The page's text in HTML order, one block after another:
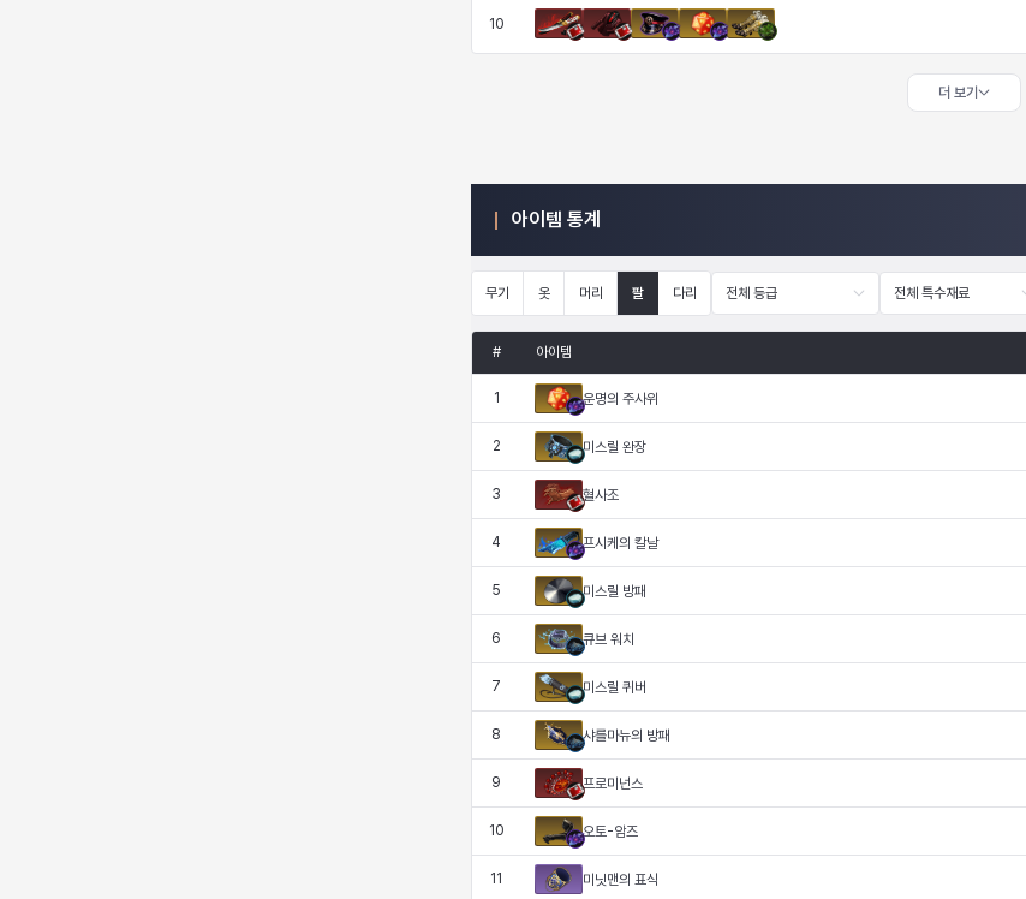
10
더 보기
아이템 통계
무기 옷 머리 팔 다리 전체 등급 전체 특수재료
# 아이템
1 운명의 주사위
2 미스릴 완장
3 혈사조
4 프시케의 칼날
5 미스릴 방패
6 큐브 워치
7 미스릴 퀴버
8 샤를마뉴의 방패
9 프로미넌스
10 오토-암즈
11 미닛맨의 표식